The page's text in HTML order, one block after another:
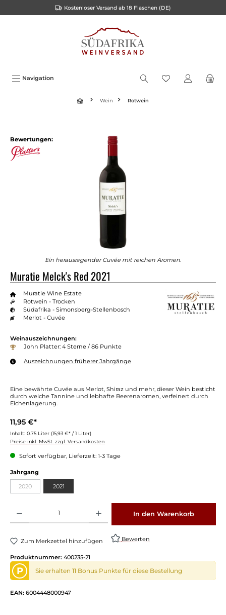
Kostenloser Versand ab 18 Flaschen (DE)
Navigation
Wein Rotwein
Bewertungen:
Ein herausragender Cuvée mit reichen Aromen.
Muratie Melck's Red 2021
Muratie Wine Estate
Rotwein - Trocken
Südafrika - Simonsberg-Stellenbosch
Merlot - Cuvée
Weinauszeichnungen:
John Platter: 4 Sterne / 86 Punkte
Auszeichnungen früherer Jahrgänge
Eine bewährte Cuvée aus Merlot, Shiraz und mehr, dieser Wein besticht
durch weiche Tannine und lebhafte Beerenaromen, verfeinert durch
Eichenlagerung.
11,95 €*
Inhalt: 0.75 Liter (15,93 €* / 1 Liter)
Preise inkl. MwSt. zzgl. Versandkosten
Sofort verfügbar, Lieferzeit: 1-3 Tage
Jahrgang
2020 2021
In den Warenkorb
Zum Merkzettel hinzufügen Bewerten
Produktnummer: 400235-21
P Sie erhalten 11 Bonus Punkte für diese Bestellung
EAN: 6004448000947